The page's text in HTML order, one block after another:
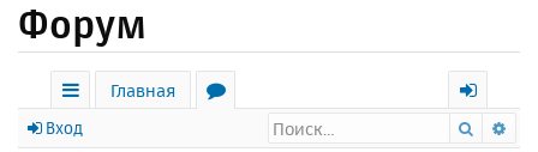
Форум
с
Главная
х
Вход Поиск